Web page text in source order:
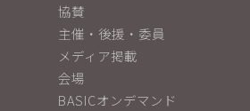
協賛
主催・後援・委員
メディア掲載
会場
BASICオンデマンド